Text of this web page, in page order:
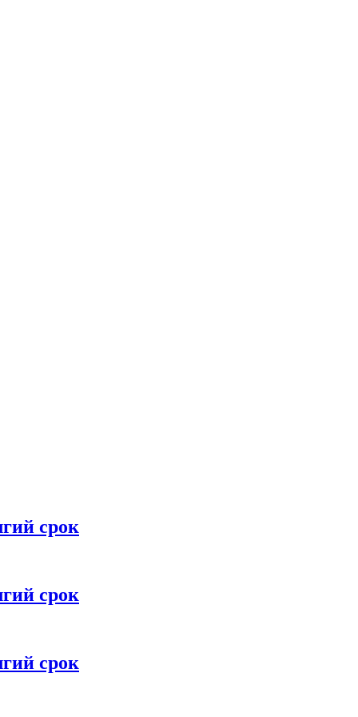
срок
срок
срок